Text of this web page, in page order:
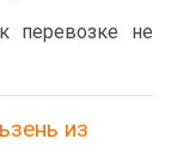
перевозке не
из